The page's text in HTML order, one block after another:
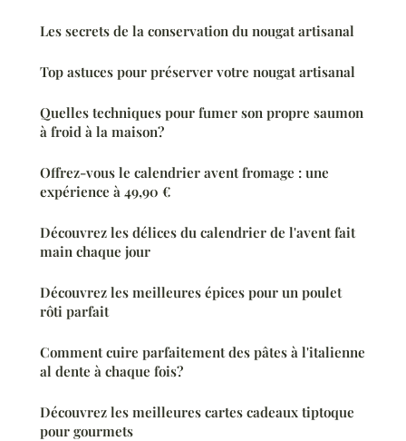
Les secrets de la conservation du nougat artisanal
Top astuces pour préserver votre nougat artisanal
Quelles techniques pour fumer son propre saumon
à froid à la maison?
Offrez-vous le calendrier avent fromage : une
expérience à 49,90 €
Découvrez les délices du calendrier de l'avent fait
main chaque jour
Découvrez les meilleures épices pour un poulet
rôti parfait
Comment cuire parfaitement des pâtes à l'italienne
al dente à chaque fois?
Découvrez les meilleures cartes cadeaux tiptoque
pour gourmets